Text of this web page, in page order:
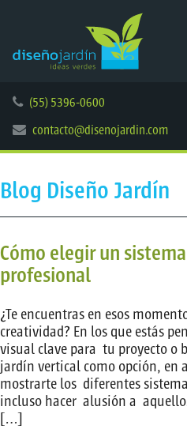
(55) 5396-0600
contacto@disenojardin.com
Blog Diseño Jardín
Cómo elegir un
profesional
¿Te encuentras en esos
creatividad? En los que estás
visual clave para tu proyecto o
jardín vertical como opción, en
mostrarte los diferentes
incluso hacer alusión a
[…]